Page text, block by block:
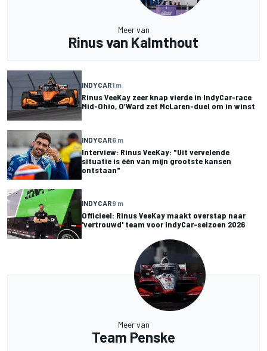
Meer van
Rinus van Kalmthout
INDYCAR1 m
Rinus VeeKay zeer knap vierde in IndyCar-race
Mid-Ohio, O’Ward zet McLaren-duel om in winst
INDYCAR6 m
Interview: Rinus VeeKay: "Uit vervelende
situatie is één van mijn grootste kansen
ontstaan"
INDYCAR9 m
Officieel: Rinus VeeKay maakt overstap naar
'vertrouwd' team voor IndyCar-seizoen 2026
Meer van
Team Penske